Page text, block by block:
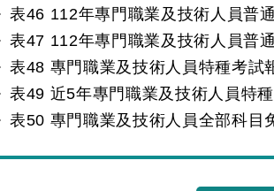
表46 112年專門職業及技術人員普
表47 112年專門職業及技術人員普
表48 專門職業及技術人員特種考試
表49 近5年專門職業及技術人員特
表50 專門職業及技術人員全部科